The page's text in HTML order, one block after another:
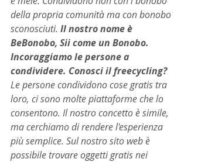
della propria comunità ma con bonobo
sconosciuti. Il nostro nome è
BeBonobo, Sii come un Bonobo.
Incoraggiamo le persone a
condividere. Conosci il freecycling?
Le persone condividono cose gratis tra
loro, ci sono molte piattaforme che lo
consentono. Il nostro concetto è simile,
ma cerchiamo di rendere l'esperienza
più semplice. Sul nostro sito web è
possibile trovare oggetti gratis nei